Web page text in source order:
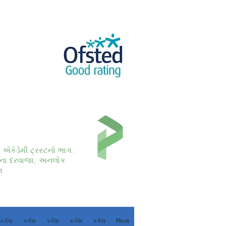
એકેડેમી ટ્રસ્ટનો ભાગ.
દરવાજા, અનલોક
કર્કશ કર્કશ કર્કશ કર્કશ કર્કશ More